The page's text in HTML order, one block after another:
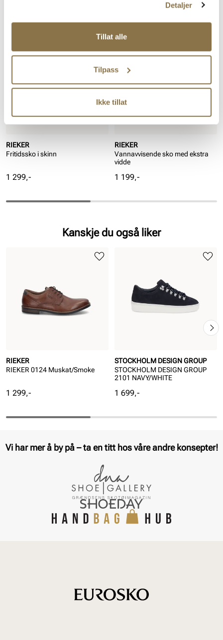
Detaljer
Tillat alle
Tilpass
Ikke tillat
RIEKER
Fritidssko i skinn
Pris
1 299,-
RIEKER
Vannavvisende sko med ekstra
vidde
Pris
1 199,-
Kanskje du også liker
RIEKER
RIEKER 0124 Muskat/Smoke
Pris
1 299,-
STOCKHOLM DESIGN GROUP
STOCKHOLM DESIGN GROUP
2101 NAVY/WHITE
Pris
1 699,-
Vi har mer å by på – ta en titt hos våre andre konsepter!